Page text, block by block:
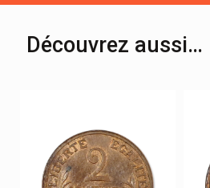
Découvrez aussi…